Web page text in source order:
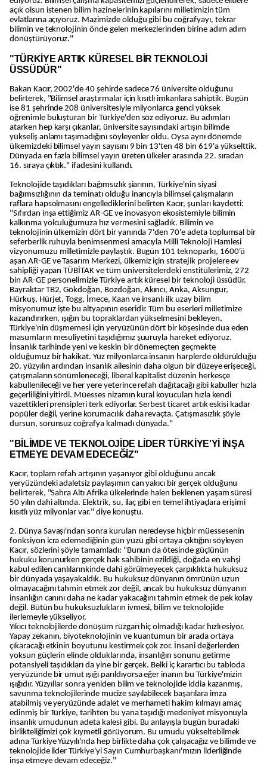
açık olsun istenen bilim hazinelerinin kapılarını milletimizin tüm
evlatlarına açıyoruz. Mazimizde olduğu gibi bu coğrafyayı, tekrar
bilimin ve teknolojinin önde gelen merkezlerinden birine adım adım
dönüştürüyoruz."
"TÜRKİYE ARTIK KÜRESEL BİR TEKNOLOJİ
ÜSSÜDÜR"
Bakan Kacır, 2002'de 40 şehirde sadece 76 üniversite olduğunu
belirterek, "Bilimsel araştırmalar için kısıtlı imkanlara sahiptik. Bugün
ise 81 şehrinde 208 üniversitesiyle milyonlarca genci yüksek
öğrenimle buluşturan bir Türkiye'den söz ediyoruz. Bu adımları
atarken hep karşı çıkanlar, üniversite sayısındaki artışın bilimde
yükseliş anlamı taşımadığını söyleyenler oldu. Oysa aynı dönemde
ülkemizdeki bilimsel yayın sayısını 9 bin 13'ten 48 bin 619'a yükselttik.
Dünyada en fazla bilimsel yayın üreten ülkeler arasında 22. sıradan
16. sıraya çıktık." ifadesini kullandı.
Teknolojide taşıdıkları bağımsızlık şiarının, Türkiye'nin siyasi
bağımsızlığının da teminatı olduğu inancıyla bilimsel çalışmaların
raflara hapsolmasını engellediklerini belirten Kacır, şunları kaydetti:
"Sıfırdan inşa ettiğimiz AR-GE ve inovasyon ekosistemiyle bilimin
kalkınma yolculuğumuza hız vermesini sağladık. Bilimin ve
teknolojinin ülkemizin dört bir yanında 7'den 70'e adeta toplumsal bir
seferberlik ruhuyla benimsenmesi amacıyla Milli Teknoloji Hamlesi
vizyonumuzu milletimizle paylaştık. Bugün 101 teknoparkı, 1600'ü
aşan AR-GE ve Tasarım Merkezi, ülkemiz için stratejik projelere ev
sahipliği yapan TÜBİTAK ve tüm üniversitelerdeki enstitülerimiz, 272
bin AR-GE personelimizle Türkiye artık küresel bir teknoloji üssüdür.
Bayraktar TB2, Gökdoğan, Bozdoğan, Akıncı, Anka, Aksungur,
Hürkuş, Hürjet, Togg, İmece, Kaan ve insanlı ilk uzay bilim
misyonumuz işte bu altyapının eseridir. Tüm bu eserleri milletimize
kazandırırken, ışığın bu topraklardan yükselmesini bekleyen,
Türkiye'nin düşmemesi için yeryüzünün dört bir köşesinde dua eden
masumların mesuliyetini taşıdığımız şuuruyla hareket ediyoruz.
İnsanlık tarihinde yeni ve keskin bir dönemeçten geçmekte
olduğumuz bir hakikat. Yüz milyonlarca insanın harplerde öldürüldüğü
20. yüzyılın ardından insanlık ailesinin daha olgun bir düzeye erişeceği,
çatışmaların sönümleneceği, liberal kapitalist düzenin herkesçe
kabullenileceği ve her yere yeterince refah dağıtacağı gibi kabuller hızla
geçerliliğini yitirdi. Müesses nizamın kural koyucuları hızla kendi
vazettikleri prensipleri terk ediyorlar. Serbest ticaret artık eskisi kadar
popüler değil, yerine korumacılık daha revaçta. Çatışmasızlık şöyle
dursun, sorunsuz coğrafya kalmadı dünyada."
"BİLİMDE VE TEKNOLOJİDE LİDER TÜRKİYE'Yİ İNŞA
ETMEYE DEVAM EDECEĞİZ"
Kacır, toplam refah artışının yaşanıyor gibi olduğunu ancak
yeryüzündeki adaletsiz paylaşımın can yakıcı bir gerçek olduğunu
belirterek, "Sahra Altı Afrika ülkelerinde halen beklenen yaşam süresi
50 yılın dahi altında. Elektrik, su, ilaç gibi en temel ihtiyaçlara erişimi
kısıtlı yüz milyonlar var." diye konuştu.
2. Dünya Savaşı'ndan sonra kurulan neredeyse hiçbir müessesenin
fonksiyon icra edemediğinin gün yüzü gibi ortaya çıktığını söyleyen
Kacır, sözlerini şöyle tamamladı: "Bunun da ötesinde güçlünün
hukuku korunurken gerçek hak sahibinin ezildiği, doğada en vahşi
kabul edilen canlılarınkinde dahi görülmeyecek çarpıklıkta hukuksuz
bir dünyada yaşayakaldık. Bu hukuksuz dünyanın ömrünün uzun
olmayacağını tahmin etmek zor değil, ancak bu hukuksuz dünyanın
insanlığın canını daha ne kadar yakacağını tahmin etmek de pek kolay
değil. Bütün bu hukuksuzlukların ivmesi, bilim ve teknolojide
ilerlemeyle yükseliyor.
Yıkıcı teknolojilerde dönüşüm rüzgarı hiç olmadığı kadar hızlı esiyor.
Yapay zekanın, biyoteknolojinin ve kuantumun bir arada ortaya
çıkaracağı etkinin boyutunu kestirmek çok zor. İnsani değerlerden
yoksun güçlerin elinde olduklarında, insanlığın sonunu getirme
potansiyeli taşıdıkları da yine bir gerçek. Belki iç karartıcı bu tabloda
yeryüzünde bir umut ışığı parıldıyorsa eğer inanın bu Türkiye'mizin
ışığıdır. Yüzyıllar sonra yeniden bilim ve teknolojide iddia kazanmış,
savunma teknolojilerinde mucize sayılabilecek başarılara imza
atabilmiş ve yeryüzünde adalet ve merhameti hakim kılmayı amaç
edinmiş bir Türkiye, tarihten bu yana taşıdığı medeniyet misyonuyla
insanlık umudunun adeta kalesi gibi. Bu anlayışla bugün buradaki
birlikteliğimizi çok kıymetli görüyorum. Bu umudu yükseltebilmek
adına Türkiye Yüzyılı'nda hep birlikte daha çok çalışacağız ve bilimde ve
teknolojide lider Türkiye'yi Sayın Cumhurbaşkanı'mızın liderliğinde
inşa etmeye devam edeceğiz."